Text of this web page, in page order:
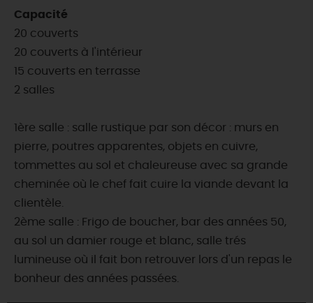
Capacité
20 couverts
20 couverts à l'intérieur
15 couverts en terrasse
2 salles
1ère salle : salle rustique par son décor : murs en
pierre, poutres apparentes, objets en cuivre,
tommettes au sol et chaleureuse avec sa grande
cheminée où le chef fait cuire la viande devant la
clientèle.
2ème salle : Frigo de boucher, bar des années 50,
au sol un damier rouge et blanc, salle trés
lumineuse où il fait bon retrouver lors d'un repas le
bonheur des années passées.